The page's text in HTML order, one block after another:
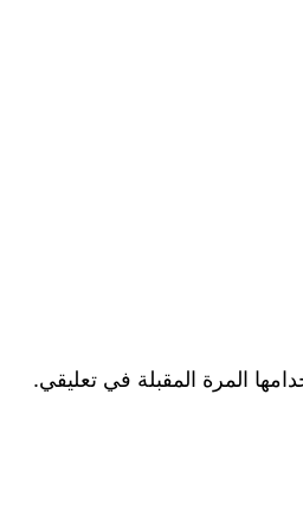
المرة المقبلة في تعليقي.